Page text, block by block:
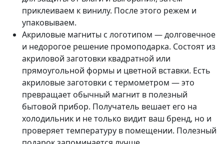
приклеиваем к винилу. После этого режем и
упаковываем.
Акриловые магниты с логотипом — долговечное
и недорогое решение промоподарка. Состоят из
акриловой заготовки квадратной или
прямоугольной формы и цветной вставки. Есть
акриловые заготовки с термометром — это
превращает обычный магнит в полезный
бытовой прибор. Получатель вешает его на
холодильник и не только видит ваш бренд, но и
проверяет температуру в помещении. Полезный